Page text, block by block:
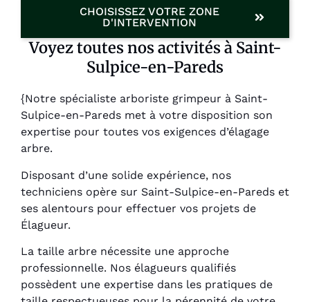
CHOISISSEZ VOTRE ZONE
D'INTERVENTION
Voyez toutes nos activités à Saint-
Sulpice-en-Pareds
{Notre spécialiste arboriste grimpeur à Saint-
Sulpice-en-Pareds met à votre disposition son
expertise pour toutes vos exigences d’élagage
arbre.
Disposant d’une solide expérience, nos
techniciens opère sur Saint-Sulpice-en-Pareds et
ses alentours pour effectuer vos projets de
Élagueur.
La taille arbre nécessite une approche
professionnelle. Nos élagueurs qualifiés
possèdent une expertise dans les pratiques de